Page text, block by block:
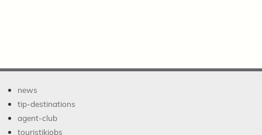
news
tip-destinations
agent-club
touristikjobs